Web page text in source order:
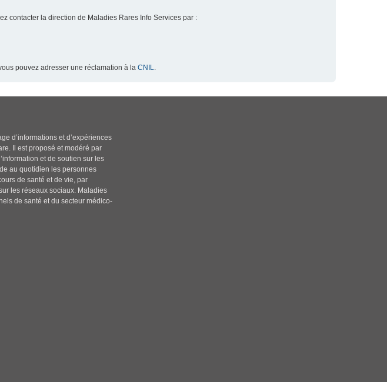
contacter la direction de Maladies Rares Info Services par :
pouvez adresser une réclamation à la CNIL.
d’informations et d’expériences
Il est proposé et modéré par
et de soutien sur les
au quotidien les personnes
de santé et de vie, par
les réseaux sociaux. Maladies
de santé et du secteur médico-